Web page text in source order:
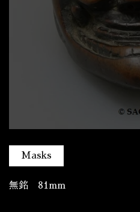
Masks
無銘 81mm